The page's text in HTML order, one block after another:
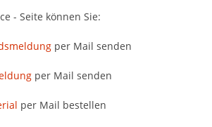
- Seite können Sie:
per Mail senden
per Mail senden
per Mail bestellen